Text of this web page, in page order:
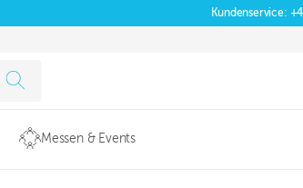
Kundenservice:
Messen & Events